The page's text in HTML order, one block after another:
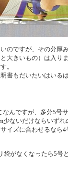
のですが、その分厚
大きいもの）は入りま
。
書もだいたいはいるは
んですが、多分5号
少ないだけならいず
イズに合わせるなら
がなくなったら5号